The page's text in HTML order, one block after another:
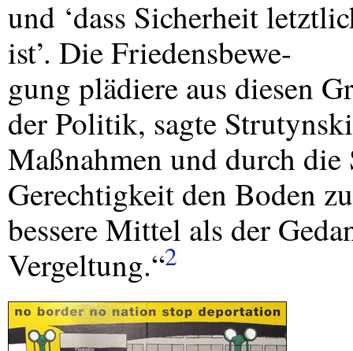
und ‘dass Sicherheit
ist’. Die Friedensbewe-
gung plädiere aus diesen
der Politik, sagte
Maßnahmen und durch die
Gerechtigkeit den Boden
bessere Mittel als der
Vergeltung.“2